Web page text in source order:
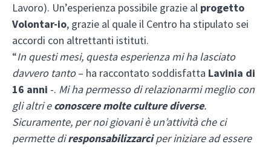
Lavoro). Un’esperienza possibile grazie al progetto
Volontar-io, grazie al quale il Centro ha stipulato sei
accordi con altrettanti istituti.
“In questi mesi, questa esperienza mi ha lasciato
davvero tanto– ha raccontato soddisfatta Lavinia di
16 anni -. Mi ha permesso di relazionarmi meglio con
gli altri econoscere molte culture diverse.
Sicuramente, per noi giovani è un’attività che ci
permette diresponsabilizzarciper iniziare ad essere